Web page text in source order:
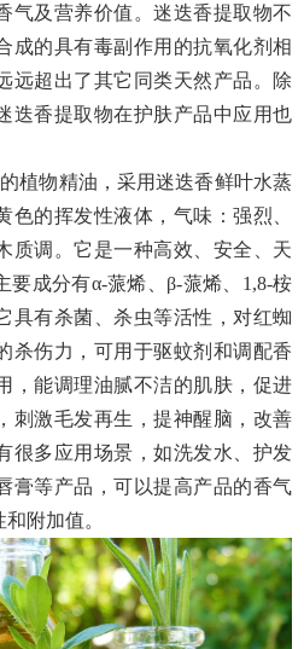
气及营养价值。迷迭香提取物不
成的具有毒副作用的抗氧化剂相
远超出了其它同类天然产品。除
迭香提取物在护肤产品中应用也
植物精油，采用迷迭香鲜叶水蒸
色的挥发性液体，气味：强烈、
质调。它是一种高效、安全、天
要成分有α-蒎烯、β-蒎烯、1,8-桉
具有杀菌、杀虫等活性，对红蜘
杀伤力，可用于驱蚊剂和调配香
，能调理油腻不洁的肌肤，促进
刺激毛发再生，提神醒脑，改善
很多应用场景，如洗发水、护发
膏等产品，可以提高产品的香气
附加值。